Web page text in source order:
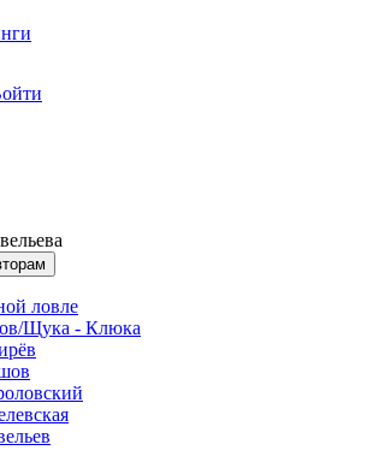
ловле
Щука - Клюка